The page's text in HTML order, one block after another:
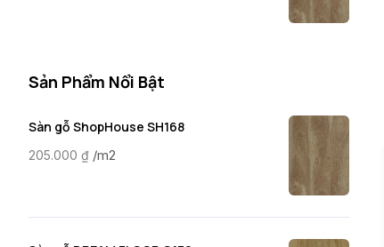
Sản Phẩm Nổi Bật
Sàn gỗ ShopHouse SH168
205.000 ₫ /m2